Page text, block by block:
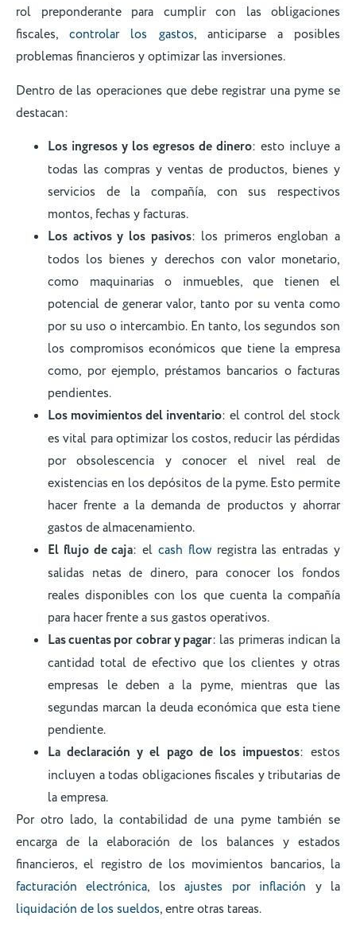
rol preponderante para cumplir con las obligaciones
fiscales,controlar los gastos, anticiparse a posibles
problemas financieros y optimizar las inversiones.
Dentro de las operaciones que debe registrar una pyme se
destacan:
Los ingresos y los egresos de dinero: esto incluye a
todas las compras y ventas de productos, bienes y
servicios de la compañía, con sus respectivos
montos, fechas y facturas.
Los activos y los pasivos: los primeros engloban a
todos los bienes y derechos con valor monetario,
como maquinarias o inmuebles, que tienen el
potencial de generar valor, tanto por su venta como
por su uso o intercambio. En tanto, los segundos son
los compromisos económicos que tiene la empresa
como, por ejemplo, préstamos bancarios o facturas
pendientes.
Los movimientos del inventario: el control del stock
es vital para optimizar los costos, reducir las pérdidas
por obsolescencia y conocer el nivel real de
existencias en los depósitos de la pyme. Esto permite
hacer frente a la demanda de productos y ahorrar
gastos de almacenamiento.
El flujo de caja: elcash flowregistra las entradas y
salidas netas de dinero, para conocer los fondos
reales disponibles con los que cuenta la compañía
para hacer frente a sus gastos operativos.
Las cuentas por cobrar y pagar: las primeras indican la
cantidad total de efectivo que los clientes y otras
empresas le deben a la pyme, mientras que las
segundas marcan la deuda económica que esta tiene
pendiente.
La declaración y el pago de los impuestos: estos
incluyen a todas obligaciones fiscales y tributarias de
la empresa.
Por otro lado, la contabilidad de una pyme también se
encarga de la elaboración de los balances y estados
financieros, el registro de los movimientos bancarios, la
facturación electrónica, losajustes por inflación y la
liquidación de los sueldos, entre otras tareas.